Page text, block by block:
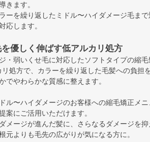
きます。
ーを繰り返したミドル〜ハイダメージ毛まで
応します。
優しく伸ばす低アルカリ処方
・弱いくせ毛に対応したソフトタイプの縮毛
処方で、カラーを繰り返した毛髪への負担
でやわらかな質感に整えます。
ル〜ハイダメージのお客様への縮毛矯正メ
案にご活用いただけます。
メージが進んだ髪に、さらなるダメージを抑
元よりも毛先の広がりが気になる方に。